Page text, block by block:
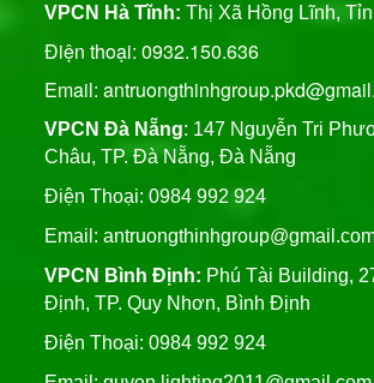
VPCN Hà Tĩnh: Thị Xã Hồng Lĩnh,
Điện thoại: 0932.150.636
Email:
VPCN Đà Nẵng: 147 Nguyễn Tri
Châu, TP. Đà Nẵng, Đà Nẵng
Điện Thoại: 0984 992 924
Email:
VPCN Bình Định: Phú Tài Building,
Định, TP. Quy Nhơn, Bình Định
Điện Thoại: 0984 992 924